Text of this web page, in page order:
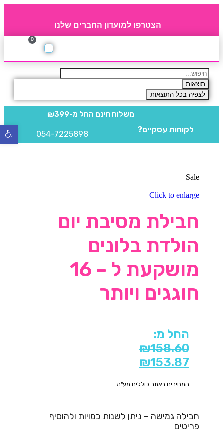
הצטרפו למועדון החברים שלנו
0
תוצאות
לצפיה בכל התוצאות
משלוח חינם החל מ-₪399
לקוחות עסקיים? 054-7225898
Sale
Click to enlarge
חבילת מסיבת יום
הולדת בלונים
מושקעת ל – 16
חוגגים ויותר
החל מ:
₪158.60
₪153.87
המחירים באתר כוללים מע"מ
חבילה גמישה – ניתן לשנות כמויות ולהוסיף
פריטים
פתח